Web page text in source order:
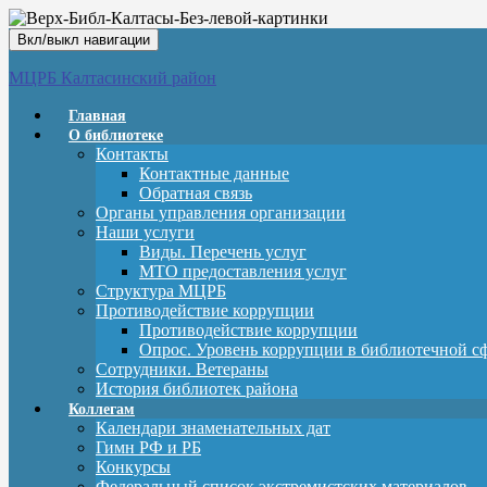
Вкл/выкл навигации
МЦРБ Калтасинский район
Главная
О библиотеке
Контакты
Контактные данные
Обратная связь
Органы управления организации
Наши услуги
Виды. Перечень услуг
МТО предоставления услуг
Структура МЦРБ
Противодействие коррупции
Противодействие коррупции
Опрос. Уровень коррупции в библиотечной
Сотрудники. Ветераны
История библиотек района
Коллегам
Календари знаменательных дат
Гимн РФ и РБ
Конкурсы